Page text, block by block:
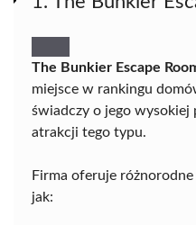
The Bunkier Escape
miejsce w rankingu
świadczy o jego
atrakcji tego typu.
Firma oferuje
jak: